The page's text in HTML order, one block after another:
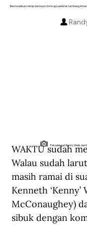
Bermodalkan mimpi dan teori cincin api, pebisnis tambang
Petualangan Kenny Wells dan
WAKTU sudah
Walau sudah
masih ramai di
Kenneth
McConaughey)
sibuk dengan